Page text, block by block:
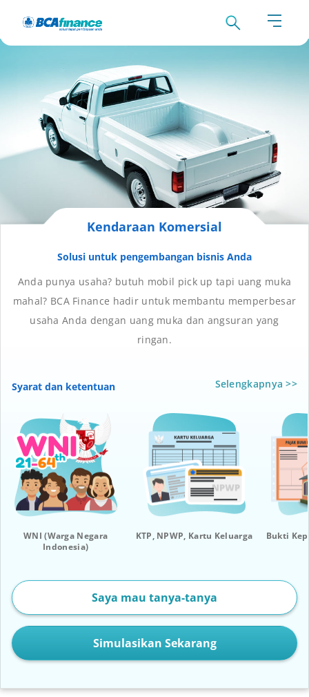
Kendaraan Komersial
Solusi untuk pengembangan bisnis Anda
Anda punya usaha? butuh mobil pick up tapi uang muka
mahal? BCA Finance hadir untuk membantu memperbesar
usaha Anda dengan uang muka dan angsuran yang
ringan.
Syarat dan ketentuan Selengkapnya >>
WNI (Warga Negara
Indonesia)
KTP, NPWP, Kartu Keluarga Bukti
Saya mau tanya-tanya
Simulasikan Sekarang